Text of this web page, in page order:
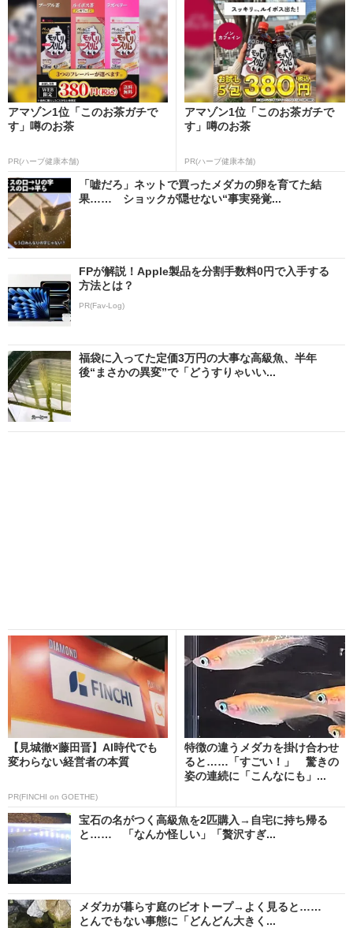
アマゾン1位「このお茶ガチで
す」噂のお茶
PR(ハーブ健康本舗)
アマゾン1位「このお茶ガチで
す」噂のお茶
PR(ハーブ健康本舗)
「嘘だろ」ネットで買ったメダカの卵を育てた結
果…… ショックが隠せない“事実発覚...
FPが解説！Apple製品を分割手数料0円で入手する
方法とは？
PR(Fav-Log)
福袋に入ってた定価3万円の大事な高級魚、半年
後“まさかの異変”で「どうすりゃいい...
【見城徹×藤田晋】AI時代でも
変わらない経営者の本質
PR(FINCHI on GOETHE)
特徴の違うメダカを掛け合わせ
ると……「すごい！」 驚きの
姿の連続に「こんなにも」...
宝石の名がつく高級魚を2匹購入→自宅に持ち帰る
と…… 「なんか怪しい」「贅沢すぎ...
メダカが暮らす庭のビオトープ→よく見ると……
とんでもない事態に「どんどん大きく...